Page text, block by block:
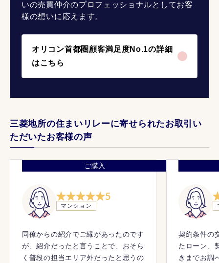
いの売買仲介のプロフェッショナルとしてお客
様の想いに応えます。
オリコン首都圏顧客満足度No.1の詳細
はこちら
三菱地所の住まいリレーに寄せられたお取引い
ただいたお客様の声
ご購入
5
マンション
同僚からの紹介でご縁があったのです
が、紹介だったと言うことで、おそら
く普段の担当エリア外だったと思うの
契約条件の
たローン、
きまでお調